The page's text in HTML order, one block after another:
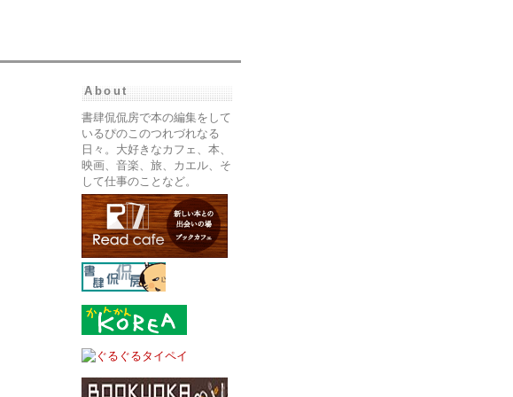
About
書肆侃侃房で本の編集をして
いるぴのこのつれづれなる
日々。大好きなカフェ、本、
映画、音楽、旅、カエル、そ
して仕事のことなど。